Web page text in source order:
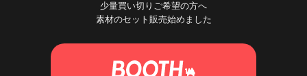
少量買い切りご希望の方へ
素材のセット販売始めました